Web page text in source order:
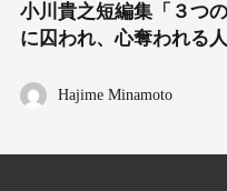
小川貴之短編集「３つ
に囚われ、心奪われる
Hajime Minamoto